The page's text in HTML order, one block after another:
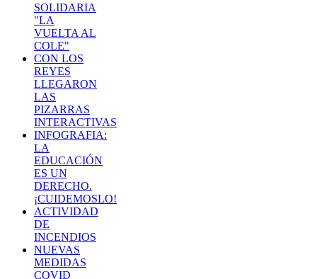
SOLIDARIA
"LA
VUELTA AL
COLE"
CON LOS
REYES
LLEGARON
LAS
PIZARRAS
INTERACTIVAS
INFOGRAFIA:
LA
EDUCACIÓN
ES UN
DERECHO.
¡CUIDEMOSLO!
ACTIVIDAD
DE
INCENDIOS
NUEVAS
MEDIDAS
COVID